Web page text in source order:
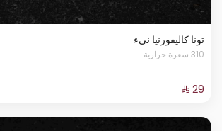
تونا كاليفورنيا نيء
310 سعرة حرارية